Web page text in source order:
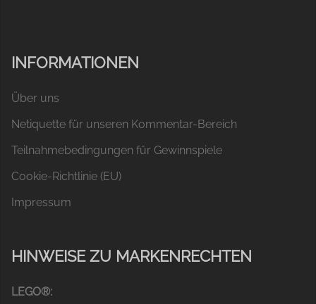
INFORMATIONEN
Über uns
Netiquette für unseren Kommentar-Bereich
Teilnahmebedingungen für Gewinnspiele
Cookie-Richtlinie (EU)
Impressum
HINWEISE ZU MARKENRECHTEN
LEGO®: